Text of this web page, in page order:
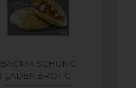
BACKMISCHUNG
FLADENBROT GF